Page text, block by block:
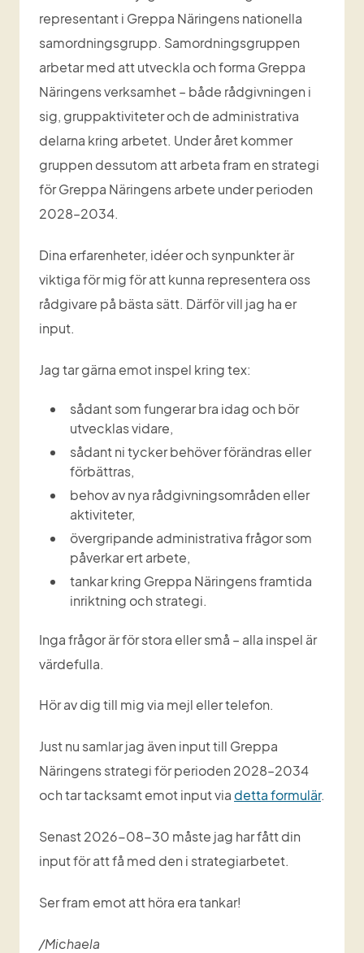
representant i Greppa Näringens nationella
samordningsgrupp. Samordningsgruppen
arbetar med att utveckla och forma Greppa
Näringens verksamhet – både rådgivningen i
sig, gruppaktiviteter och de administrativa
delarna kring arbetet. Under året kommer
gruppen dessutom att arbeta fram en strategi
för Greppa Näringens arbete under perioden
2028–2034.
Dina erfarenheter, idéer och synpunkter är
viktiga för mig för att kunna representera oss
rådgivare på bästa sätt. Därför vill jag ha er
input.
Jag tar gärna emot inspel kring tex:
sådant som fungerar bra idag och bör
utvecklas vidare,
sådant ni tycker behöver förändras eller
förbättras,
behov av nya rådgivningsområden eller
aktiviteter,
övergripande administrativa frågor som
påverkar ert arbete,
tankar kring Greppa Näringens framtida
inriktning och strategi.
Inga frågor är för stora eller små – alla inspel är
värdefulla.
Hör av dig till mig via mejl eller telefon.
Just nu samlar jag även input till Greppa
Näringens strategi för perioden 2028–2034
och tar tacksamt emot input via detta formulär.
Senast 2026-08-30 måste jag har fått din
input för att få med den i strategiarbetet.
Ser fram emot att höra era tankar!
/Michaela